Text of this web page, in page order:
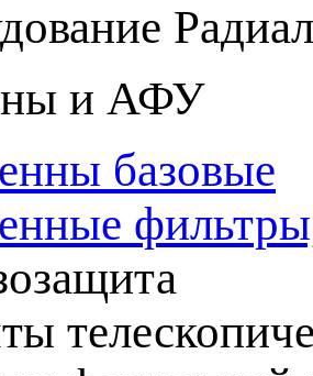
Радиал
и АФУ
базовые